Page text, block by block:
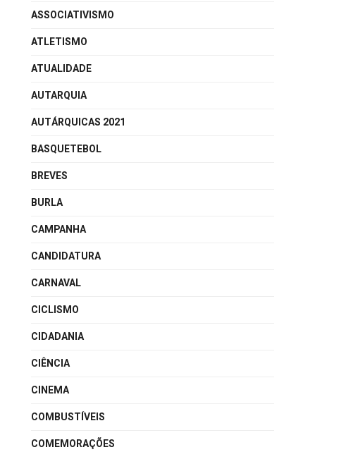
ASSOCIATIVISMO
ATLETISMO
ATUALIDADE
AUTARQUIA
AUTÁRQUICAS 2021
BASQUETEBOL
BREVES
BURLA
CAMPANHA
CANDIDATURA
CARNAVAL
CICLISMO
CIDADANIA
CIÊNCIA
CINEMA
COMBUSTÍVEIS
COMEMORAÇÕES